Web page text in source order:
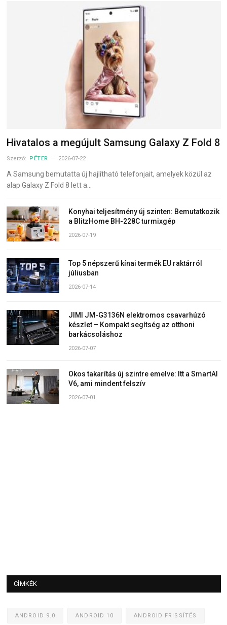
Hivatalos a megújult Samsung Galaxy Z Fold 8
Szerző: PÉTER 2026-07-22
A Samsung bemutatta új hajlítható telefonjait, amelyek közül az
alap Galaxy Z Fold 8 lett a…
Konyhai teljesítmény új szinten: Bemutatkozik
a BlitzHome BH-228C turmixgép
2026-07-19
Top 5 népszerű kínai termék EU raktárról
júliusban
2026-07-14
JIMI JM-G3136N elektromos csavarhúzó
készlet – Kompakt segítség az otthoni
barkácsoláshoz
2026-07-07
Okos takarítás új szintre emelve: Itt a SmartAI
V6, ami mindent felszív
2026-07-01
CÍMKÉK
ANDROID 9.0 ANDROID 10 ANDROID FRISSÍTÉS